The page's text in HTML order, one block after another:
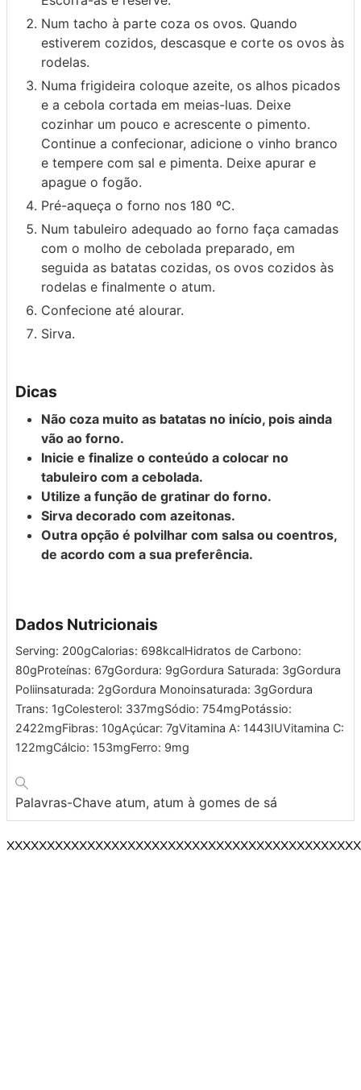
Num tacho à parte coza os ovos. Quando
estiverem cozidos, descasque e corte os ovos às
rodelas.
Numa frigideira coloque azeite, os alhos picados
e a cebola cortada em meias-luas. Deixe
cozinhar um pouco e acrescente o pimento.
Continue a confecionar, adicione o vinho branco
e tempere com sal e pimenta. Deixe apurar e
apague o fogão.
Pré-aqueça o forno nos 180 ºC.
Num tabuleiro adequado ao forno faça camadas
com o molho de cebolada preparado, em
seguida as batatas cozidas, os ovos cozidos às
rodelas e finalmente o atum.
Confecione até alourar.
Sirva.
Dicas
Não coza muito as batatas no início, pois ainda
vão ao forno.
Inicie e finalize o conteúdo a colocar no
tabuleiro com a cebolada.
Utilize a função de gratinar do forno.
Sirva decorado com azeitonas.
Outra opção é polvilhar com salsa ou coentros,
de acordo com a sua preferência.
Dados Nutricionais
Serving: 200gCalorias: 698kcalHidratos de Carbono:
80gProteínas: 67gGordura: 9gGordura Saturada: 3gGordura
Poliinsaturada: 2gGordura Monoinsaturada: 3gGordura
Trans: 1gColesterol: 337mgSódio: 754mgPotássio:
2422mgFibras: 10gAçúcar: 7gVitamina A: 1443IUVitamina C:
122mgCálcio: 153mgFerro: 9mg
Palavras-Chave atum, atum à gomes de sá